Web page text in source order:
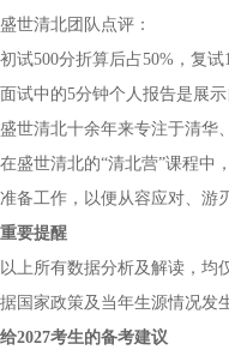
盛世清北团队点评：
初试500分折算后占50%，复
面试中的5分钟个人报告是展
盛世清北十余年来专注于清华
在盛世清北的“清北营”课程中
准备工作，以便从容应对、游
重要提醒
以上所有数据分析及解读，均
据国家政策及当年生源情况发
给2027考生的备考建议